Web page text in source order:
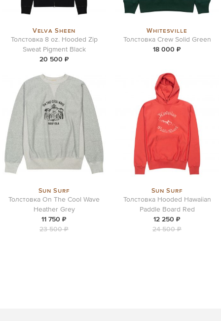
Velva Sheen
Толстовка 8 oz. Hooded Zip
Sweat Pigment Black
20 500 ₽
Whitesville
Толстовка Crew Solid Green
18 000 ₽
Sun Surf
Толстовка On The Cool Wave
Heather Grey
11 750 ₽
23 500 ₽
Sun Surf
Толстовка Hooded Hawaiian
Paddle Board Red
12 250 ₽
24 500 ₽